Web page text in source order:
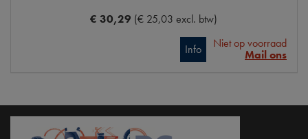
€ 30,29 (€ 25,03 excl. btw)
Info
Niet op voorraad
Mail ons